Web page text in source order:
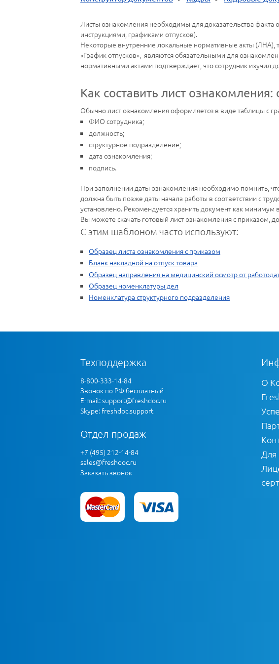
Листы ознакомления необходимы для доказательства
инструкциями, графиками отпусков).
Некоторые внутренние локальные нормативные акты (ЛНА),
«График отпусков», являются обязательными для
нормативными актами подтверждает, что сотрудник изучил
Как составить лист ознакомления:
Обычно лист ознакомления оформляется в виде таблицы с
ФИО сотрудника;
должность;
структурное подразделение;
дата ознакомления;
подпись.
При заполнении даты ознакомления необходимо помнить,
должна быть позже даты начала работы в соответствии с
установлено. Рекомендуется хранить документ как
Вы можете скачать готовый лист ознакомления с приказом,
С этим шаблоном часто используют:
Образец листа ознакомления с приказом
Бланк накладной на отпуск товара
Образец направления на медицинский осмотр от
Образец номенклатуры дел
Номенклатура структурного подразделения
Техподдержка
8-800-333-14-84
Звонок по РФ бесплатный
E-mail:support@freshdoc.ru
Skype: freshdoc.support
Отдел продаж
+7 (495) 212-14-84
sales@freshdoc.ru
Заказать звонок
О